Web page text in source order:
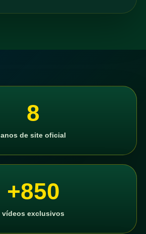
8
anos de site oficial
+850
vídeos exclusivos